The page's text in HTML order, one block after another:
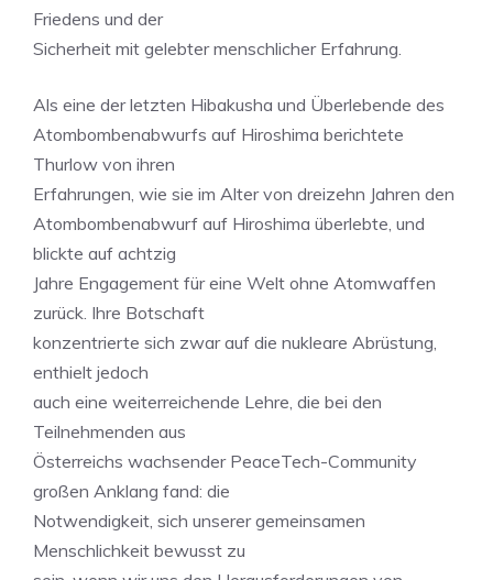
Friedens und der
Sicherheit mit gelebter menschlicher Erfahrung.
Als eine der letzten Hibakusha und Überlebende des
Atombombenabwurfs auf Hiroshima berichtete
Thurlow von ihren
Erfahrungen, wie sie im Alter von dreizehn Jahren den
Atombombenabwurf auf Hiroshima überlebte, und
blickte auf achtzig
Jahre Engagement für eine Welt ohne Atomwaffen
zurück. Ihre Botschaft
konzentrierte sich zwar auf die nukleare Abrüstung,
enthielt jedoch
auch eine weiterreichende Lehre, die bei den
Teilnehmenden aus
Österreichs wachsender PeaceTech-Community
großen Anklang fand: die
Notwendigkeit, sich unserer gemeinsamen
Menschlichkeit bewusst zu